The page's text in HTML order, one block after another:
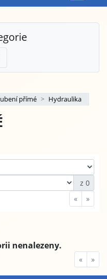
přímé Hydraulika
z 0
«
»
nenalezeny.
« »